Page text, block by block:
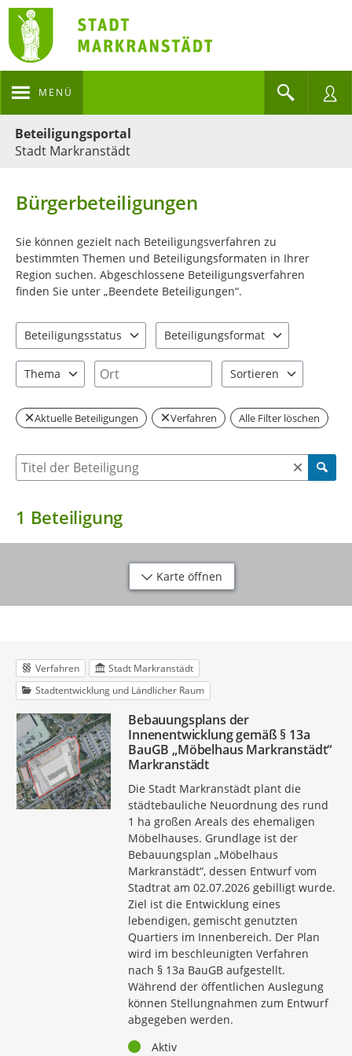
MENÜ
Beteiligungsportal
Stadt Markranstädt
Bürgerbeteiligungen
Sie können gezielt nach Beteiligungsverfahren zu
bestimmten Themen und Beteiligungsformaten in Ihrer
Region suchen. Abgeschlossene Beteiligungsverfahren
finden Sie unter „Beendete Beteiligungen“.
Beteiligungsstatus
Beteiligungsformat
Thema
Ort
Sortieren
Aktuelle Beteiligungen Verfahren Alle Filter löschen
Suche nach Beteiligung
1 Beteiligung
Karte öffnen
Verfahren
Stadt Markranstädt
Stadtentwicklung und Ländlicher Raum
Bebauungsplans der
Innenentwicklung gemäß § 13a
BauGB „Möbelhaus Markranstädt“
Markranstädt
Die Stadt Markranstädt plant die
städtebauliche Neuordnung des rund
1 ha großen Areals des ehemaligen
Möbelhauses. Grundlage ist der
Bebauungsplan „Möbelhaus
Markranstädt“, dessen Entwurf vom
Stadtrat am 02.07.2026 gebilligt wurde.
Ziel ist die Entwicklung eines
lebendigen, gemischt genutzten
Quartiers im Innenbereich. Der Plan
wird im beschleunigten Verfahren
nach § 13a BauGB aufgestellt.
Während der öffentlichen Auslegung
können Stellungnahmen zum Entwurf
abgegeben werden.
StatusAktiv